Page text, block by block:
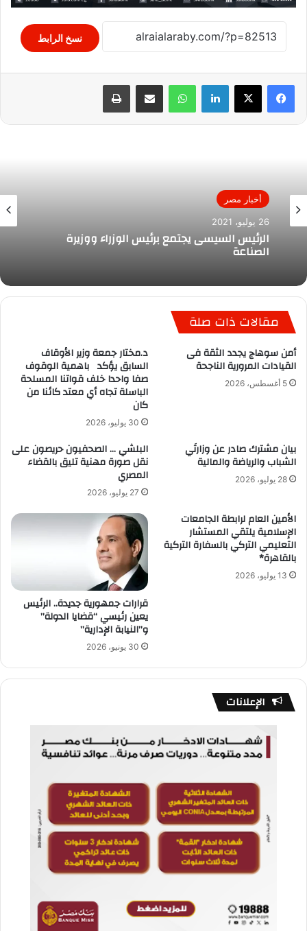
نسخ الرابط
لينكدإن واتساب مشاركة عبر البريد طباعة
أخبار مصر
26 يوليو، 2021
الرئيس السيسى يجتمع برئيس الوزراء ووزيرة
الصناعة
مقالات ذات صلة
أمن سوهاج يجدد الثقة فى
القيادات المرورية الناجحة
5 أغسطس، 2026
د.مختار جمعة وزير الأوقاف
السابق يؤكد باهمية الوقوف
صفا واحدا خلف قواتنا المسلحة
الباسلة تجاه أي معتد كائنا من
كان
30 يوليو، 2026
بيان مشترك صادر عن وزارتَي
الشباب والرياضة والمالية
28 يوليو، 2026
البلشي … الصحفيون حريصون على
نقل صورة مهنية تليق بالقضاء
المصري
27 يوليو، 2026
الأمين العام لرابطة الجامعات
الإسلامية يلتقي المستشار
التعليمي التركي بالسفارة التركية
بالقاهرة*
13 يوليو، 2026
قرارات جمهورية جديدة.. الرئيس
يعين رئيسي “قضايا الدولة”
و”النيابة الإدارية”
30 يونيو، 2026
الإعلانات